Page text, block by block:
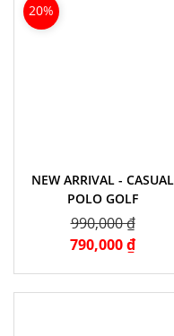
20%
NEW ARRIVAL - CASUAL
POLO GOLF
990,000 ₫
790,000 ₫